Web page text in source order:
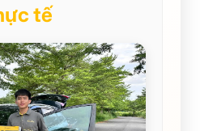
tế